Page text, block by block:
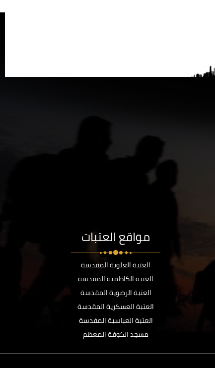
مواقع العتبات
العتبة العلوية المقدسة
العتبة الكاظمية المقدسة
العتبة الرضوية المقدسة
العتبة العسكرية المقدسة
العتبة العباسية المقدسة
مسجد الكوفة المعظم